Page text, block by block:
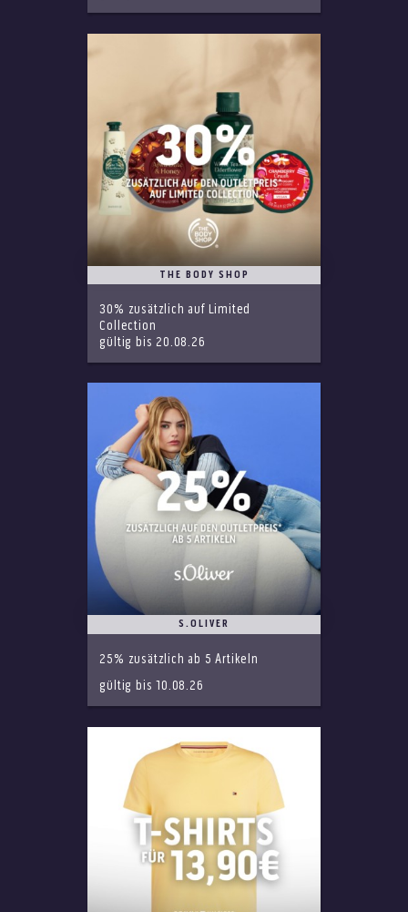
THE BODY SHOP
30% zusätzlich auf Limited
Collection
gültig bis 20.08.26
S.OLIVER
25% zusätzlich ab 5 Artikeln
gültig bis 10.08.26